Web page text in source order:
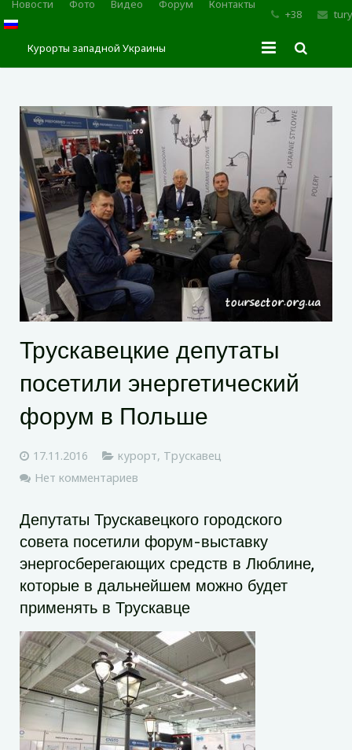
Новости Фото Видео Форум Контакты
+38
Курорты западной Украины
Трускавец
Сходница
Моршин
Карпаты
Трускавецкие депутаты
посетили энергетический
форум в Польше
17.11.2016 курорт, Трускавец
Нет комментариев
Депутаты Трускавецкого городского
совета посетили форум-выставку
энергосберегающих средств в Люблине,
которые в дальнейшем можно будет
применять в Трускавце